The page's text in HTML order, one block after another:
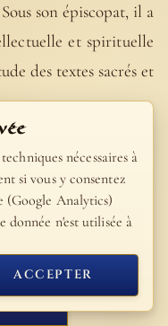
son épiscopat, il a
et spirituelle
des textes sacrés et
attribuées, mais il est
pour son
Sa contribution
du mouvement plus
une période de
Europe.
nécessaires à
si vous y consentez
(Google Analytics)
donnée n'est utilisée à
ACCEPTER